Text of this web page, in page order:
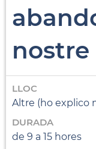
LLOC
Altre (ho explico
DURADA
de 9 a 15 hores